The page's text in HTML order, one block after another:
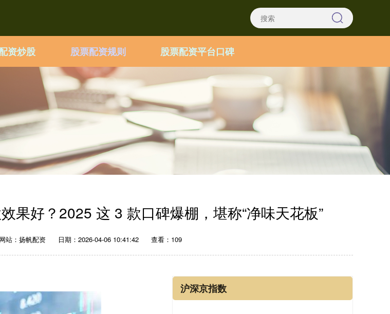
资炒股 股票配资规则 股票配资平台口碑
果好？2025 这 3 款口碑爆棚，堪称“净味天花板”
网站：扬帆配资 日期：2026-04-06 10:41:42 查看：109
沪深京指数